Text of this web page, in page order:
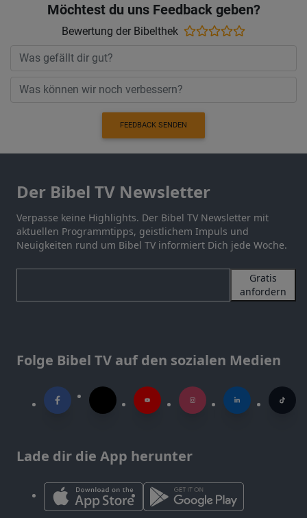
Möchtest du uns Feedback geben?
Bewertung der Bibelthek
FEEDBACK SENDEN
Der Bibel TV Newsletter
Verpasse keine Highlights. Der Bibel TV Newsletter mit
aktuellen Programmtipps, geistlichem Impuls und
Neuigkeiten rund um Bibel TV informiert Dich jede Woche.
Gratis
anfordern
Folge Bibel TV auf den sozialen Medien
Lade dir die App herunter